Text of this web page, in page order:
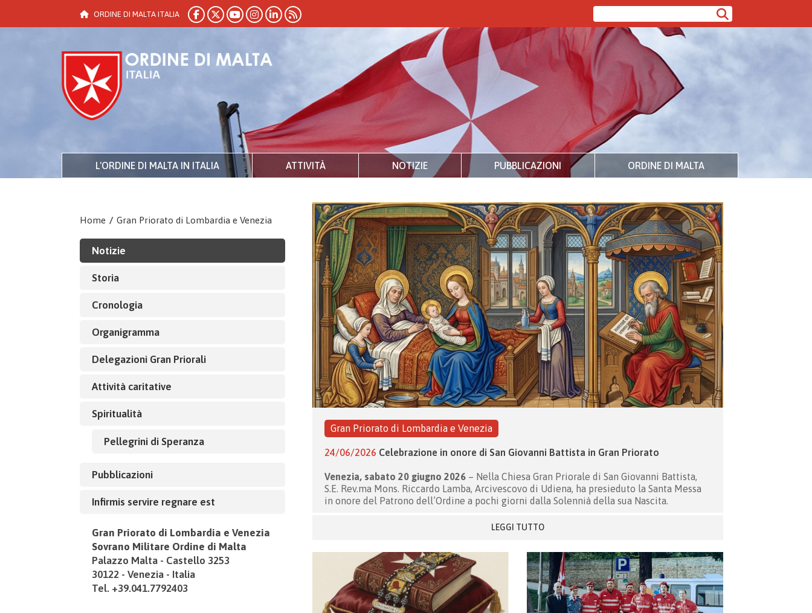
ORDINE DI MALTA ITALIA
L'ORDINE DI MALTA IN ITALIA ATTIVITÀ NOTIZIE PUBBLICAZIONI ORDINE DI MALTA
Home / Gran Priorato di Lombardia e Venezia
Notizie
Storia
Cronologia
Organigramma
Delegazioni Gran Priorali
Attività caritative
Spiritualità
Pellegrini di Speranza
Pubblicazioni
Infirmis servire regnare est
Gran Priorato di Lombardia e Venezia
Sovrano Militare Ordine di Malta
Palazzo Malta - Castello 3253
30122 - Venezia - Italia
Tel. +39.041.7792403
Gran Priorato di Lombardia e Venezia
24/06/2026 Celebrazione in onore di San Giovanni Battista in Gran Priorato
Venezia, sabato 20 giugno 2026 – Nella Chiesa Gran Priorale di San Giovanni Battista,
S.E. Rev.ma Mons. Riccardo Lamba, Arcivescovo di Udiena, ha presieduto la Santa Messa
in onore del Patrono dell’Ordine a pochi giorni dalla Solennià della sua Nascita.
LEGGI TUTTO